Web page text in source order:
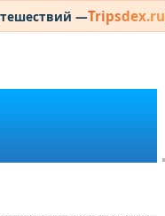
—Tripsdex.ru